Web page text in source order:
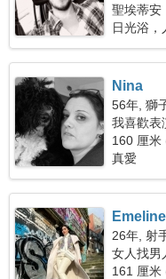
聖埃蒂安
日光浴，
Nina
56年, 獅
我喜歡表
160 厘米
真愛
Emeline
26年, 射
女人找男
161 厘米